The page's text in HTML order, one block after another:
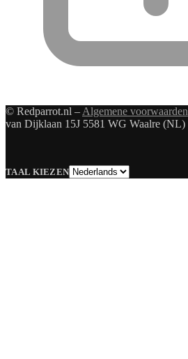
© Redparrot.nl – Algemene voorwaarden
van Dijklaan 15J 5581 WG Waalre (NL)
TAAL KIEZENTaal